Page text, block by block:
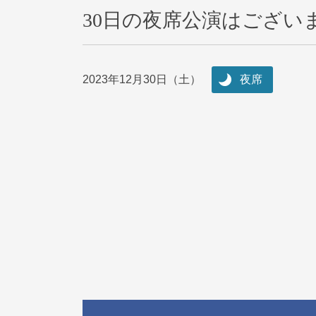
30日の夜席公演はござい
2023年12月30日（土） 夜席